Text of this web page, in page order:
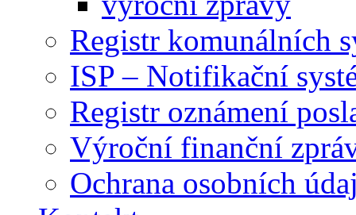
Registr komunálních
ISP – Notifikační
Registr oznámení
Výroční finanční
Ochrana osobních